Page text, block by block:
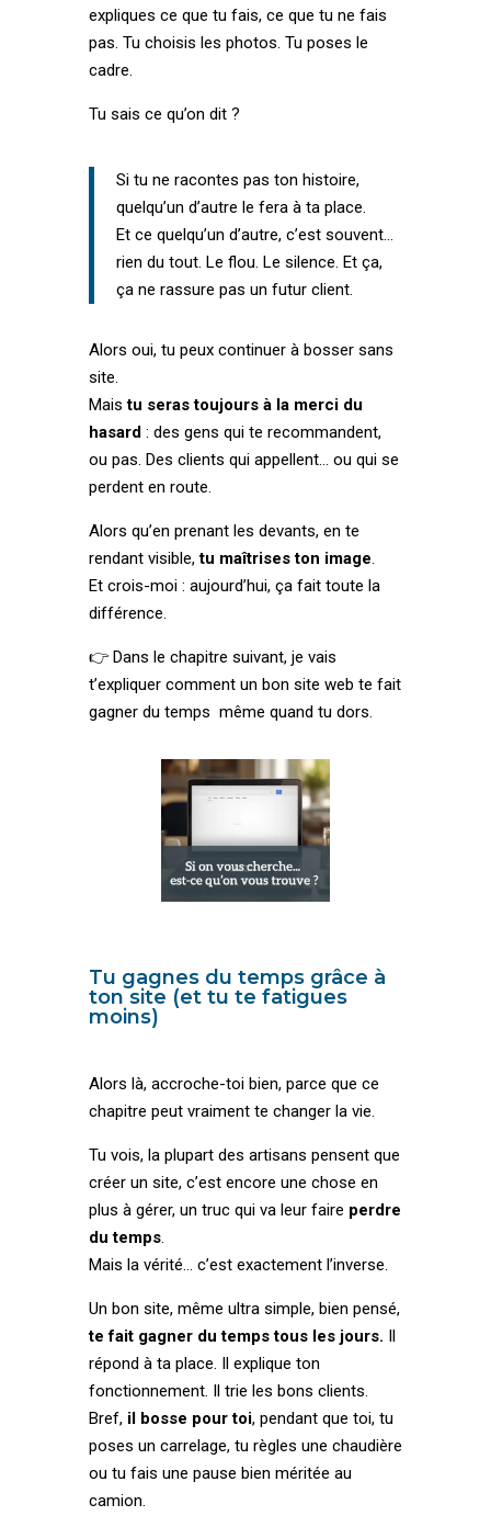
expliques ce que tu fais, ce que tu ne fais
pas. Tu choisis les photos. Tu poses le
cadre.
Tu sais ce qu’on dit ?
Si tu ne racontes pas ton histoire,
quelqu’un d’autre le fera à ta place.
Et ce quelqu’un d’autre, c’est souvent…
rien du tout. Le flou. Le silence. Et ça,
ça ne rassure pas un futur client.
Alors oui, tu peux continuer à bosser sans
site.
Maistu seras toujours à la merci du
hasard: des gens qui te recommandent,
ou pas. Des clients qui appellent… ou qui se
perdent en route.
Alors qu’en prenant les devants, en te
rendant visible,tu maîtrises ton image.
Et crois-moi : aujourd’hui, ça fait toute la
différence.
👉 Dans le chapitre suivant, je vais
t’expliquer comment un bon site web te fait
gagner du temps même quand tu dors.
Tu gagnes du temps grâce à
ton site (et tu te fatigues
moins)
Alors là, accroche-toi bien, parce que ce
chapitre peut vraiment te changer la vie.
Tu vois, la plupart des artisans pensent que
créer un site, c’est encore une chose en
plus à gérer, un truc qui va leur faire perdre
du temps.
Mais la vérité… c’est exactement l’inverse.
Un bon site, même ultra simple, bien pensé,
te fait gagner du temps tous les jours. Il
répond à ta place. Il explique ton
fonctionnement. Il trie les bons clients.
Bref, il bosse pour toi, pendant que toi, tu
poses un carrelage, tu règles une chaudière
ou tu fais une pause bien méritée au
camion.